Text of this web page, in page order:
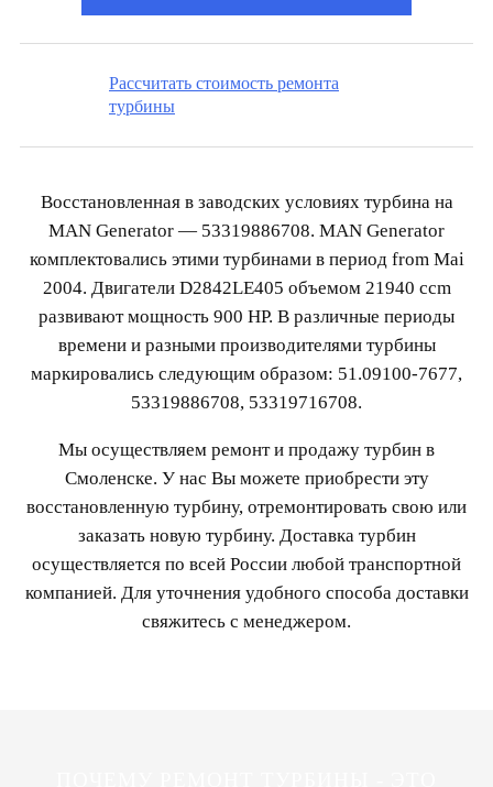
Рассчитать стоимость ремонта
турбины
Восстановленная в заводских условиях турбина на
MAN Generator — 53319886708. MAN Generator
комплектовались этими турбинами в период from Mai
2004. Двигатели D2842LE405 объемом 21940 ccm
развивают мощность 900 HP. В различные периоды
времени и разными производителями турбины
маркировались следующим образом: 51.09100-7677,
53319886708, 53319716708.
Мы осуществляем ремонт и продажу турбин в
Смоленске. У нас Вы можете приобрести эту
восстановленную турбину, отремонтировать свою или
заказать новую турбину. Доставка турбин
осуществляется по всей России любой транспортной
компанией. Для уточнения удобного способа доставки
свяжитесь с менеджером.